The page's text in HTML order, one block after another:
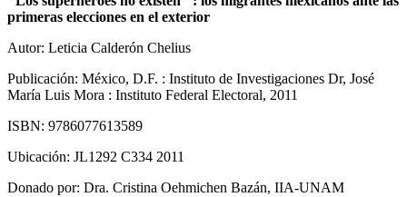
primeras elecciones en el exterior
Autor: Leticia Calderón Chelius
Publicación: México, D.F. : Instituto de Investigaciones Dr, José
María Luis Mora : Instituto Federal Electoral, 2011
ISBN: 9786077613589
Ubicación: JL1292 C334 2011
Donado por: Dra. Cristina Oehmichen Bazán, IIA-UNAM